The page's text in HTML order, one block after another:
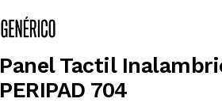
Panel Tactil
PERIPAD 704